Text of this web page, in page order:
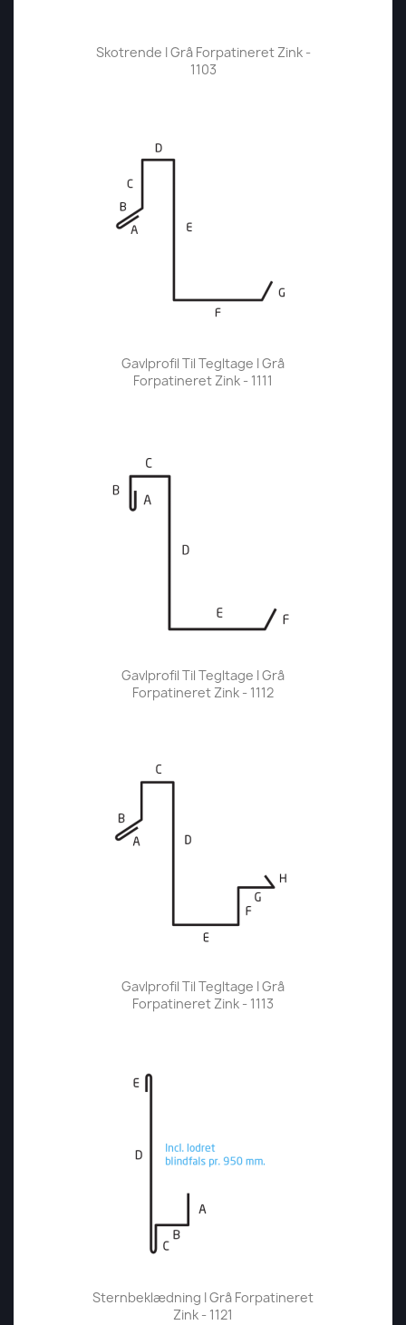
Skotrende I Grå Forpatineret Zink -
1103
Gavlprofil Til Tegltage I Grå
Forpatineret Zink - 1111
Gavlprofil Til Tegltage I Grå
Forpatineret Zink - 1112
Gavlprofil Til Tegltage I Grå
Forpatineret Zink - 1113
Sternbeklædning I Grå Forpatineret
Zink - 1121